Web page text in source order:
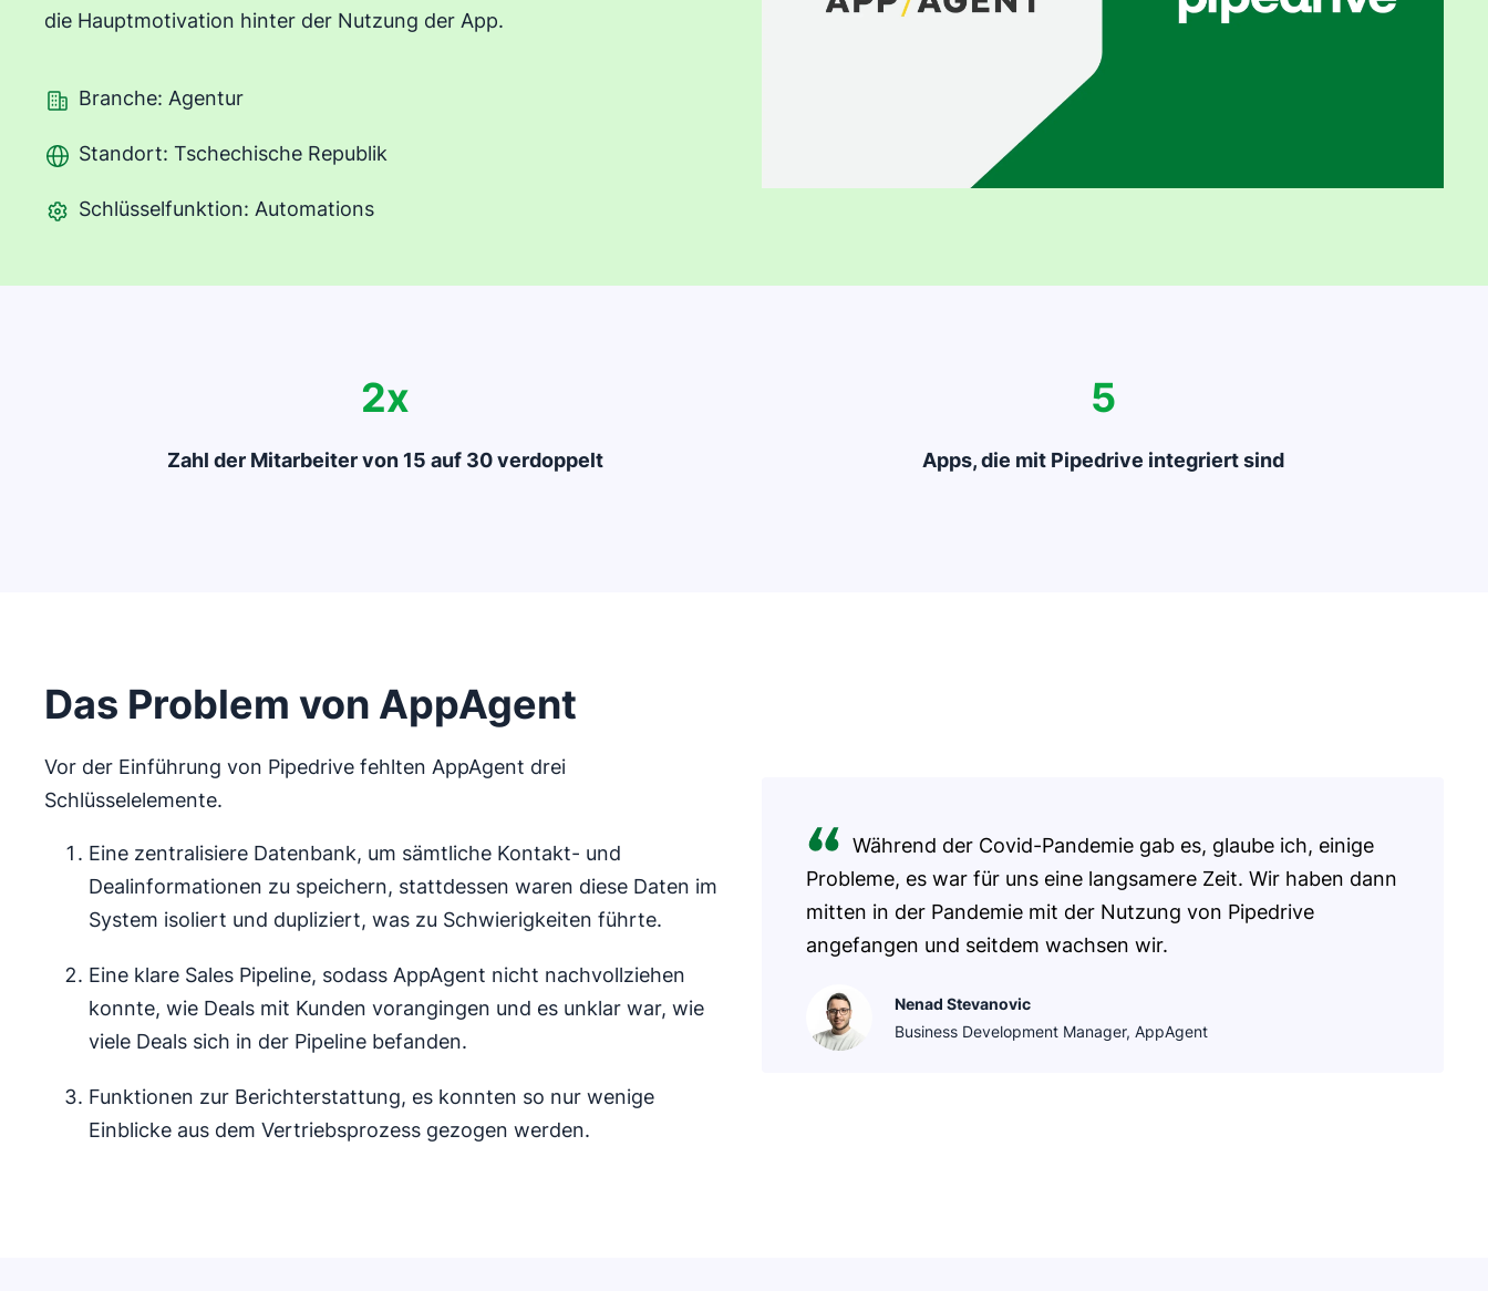
die Hauptmotivation hinter der Nutzung der App.
Branche: Agentur
Standort: Tschechische Republik
Schlüsselfunktion: Automations
2x
Zahl der Mitarbeiter von 15 auf 30 verdoppelt
5
Apps, die mit Pipedrive integriert sind
Das Problem von AppAgent
Vor der Einführung von Pipedrive fehlten AppAgent drei
Schlüsselelemente.
Eine zentralisiere Datenbank, um sämtliche Kontakt- und
Dealinformationen zu speichern, stattdessen waren diese Daten im
System isoliert und dupliziert, was zu Schwierigkeiten führte.
Eine klare Sales Pipeline, sodass AppAgent nicht nachvollziehen
konnte, wie Deals mit Kunden vorangingen und es unklar war, wie
viele Deals sich in der Pipeline befanden.
Funktionen zur Berichterstattung, es konnten so nur wenige
Einblicke aus dem Vertriebsprozess gezogen werden.
Während der Covid-Pandemie gab es, glaube ich, einige
Probleme, es war für uns eine langsamere Zeit. Wir haben dann
mitten in der Pandemie mit der Nutzung von Pipedrive
angefangen und seitdem wachsen wir.
Nenad Stevanovic
Business Development Manager, AppAgent